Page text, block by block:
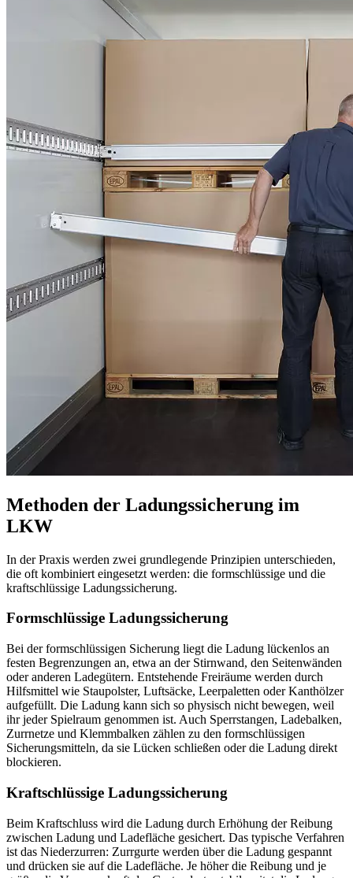
Methoden der Ladungssicherung im
LKW
In der Praxis werden zwei grundlegende Prinzipien unterschieden,
die oft kombiniert eingesetzt werden: die formschlüssige und die
kraftschlüssige Ladungssicherung.
Formschlüssige Ladungssicherung
Bei der formschlüssigen Sicherung liegt die Ladung lückenlos an
festen Begrenzungen an, etwa an der Stirnwand, den Seitenwänden
oder anderen Ladegütern. Entstehende Freiräume werden durch
Hilfsmittel wie Staupolster, Luftsäcke, Leerpaletten oder Kanthölzer
aufgefüllt. Die Ladung kann sich so physisch nicht bewegen, weil
ihr jeder Spielraum genommen ist. Auch Sperrstangen, Ladebalken,
Zurrnetze und Klemmbalken zählen zu den formschlüssigen
Sicherungsmitteln, da sie Lücken schließen oder die Ladung direkt
blockieren.
Kraftschlüssige Ladungssicherung
Beim Kraftschluss wird die Ladung durch Erhöhung der Reibung
zwischen Ladung und Ladefläche gesichert. Das typische Verfahren
ist das Niederzurren: Zurrgurte werden über die Ladung gespannt
und drücken sie auf die Ladefläche. Je höher die Reibung und je